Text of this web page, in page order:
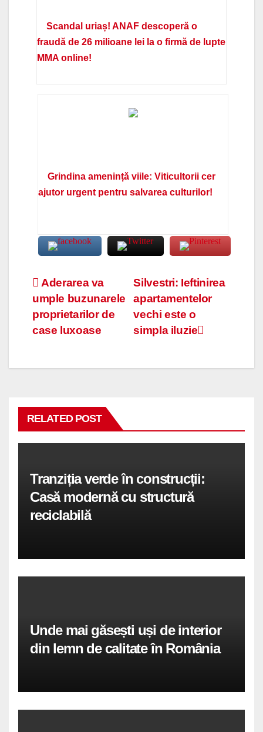
Scandal uriaș! ANAF descoperă o
fraudă de 26 milioane lei la o firmă de lupte
MMA online!
Grindina amenință viile: Viticultorii cer
ajutor urgent pentru salvarea culturilor!
Navigare
în
articole
Silvestri: Ieftinirea
apartamentelor
vechi este o
simpla iluzie
Aderarea va
umple buzunarele
proprietarilor de
case luxoase
RELATED POST
Tranziția verde în construcții:
Casă modernă cu structură
reciclabilă
Unde mai găsești uși de interior
din lemn de calitate în România